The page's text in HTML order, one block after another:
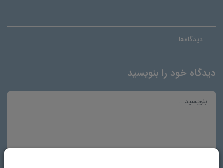
دیدگاه‌ها
دیدگاه خود را بنویسید